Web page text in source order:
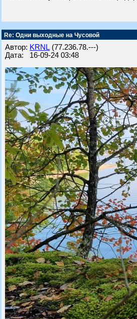
Re: Одни выходные на Чусовой
Автор: KRNL (77.236.78.---)
Дата: 16-09-24 03:48